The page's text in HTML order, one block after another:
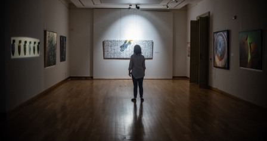
PALOTASÉTÁK ÉS VEZETÉSEK
KÖZÉRDEKŰ ADATOK